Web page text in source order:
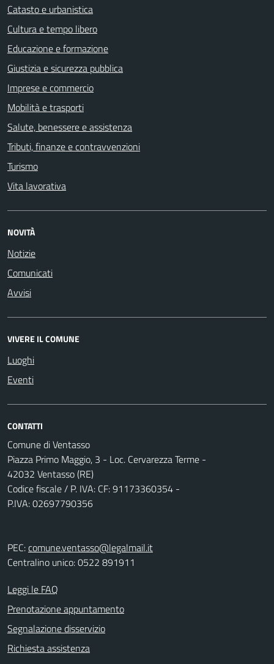
Catasto e urbanistica
Cultura e tempo libero
Educazione e formazione
Giustizia e sicurezza pubblica
Imprese e commercio
Mobilità e trasporti
Salute, benessere e assistenza
Tributi, finanze e contravvenzioni
Turismo
Vita lavorativa
NOVITÀ
Notizie
Comunicati
Avvisi
VIVERE IL COMUNE
Luoghi
Eventi
CONTATTI
Comune di Ventasso
Piazza Primo Maggio, 3 - Loc. Cervarezza Terme -
42032 Ventasso (RE)
Codice fiscale / P. IVA: CF: 91173360354 -
P.IVA: 02697790356
PEC:comune.ventasso@legalmail.it
Centralino unico: 0522 891911
Leggi le FAQ
Prenotazione appuntamento
Segnalazione disservizio
Richiesta assistenza